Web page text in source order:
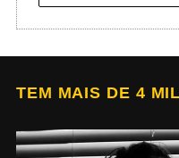
TEM MAIS DE 4